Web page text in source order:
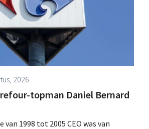
2026
topman Daniel Bernard
van 1998 tot 2005 CEO was van